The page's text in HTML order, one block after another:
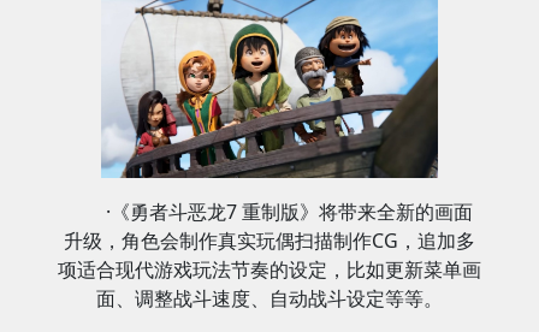
·《勇者斗恶龙7 重制版》将带来全新的画面
升级，角色会制作真实玩偶扫描制作CG，追加多
项适合现代游戏玩法节奏的设定，比如更新菜单画
面、调整战斗速度、自动战斗设定等等。